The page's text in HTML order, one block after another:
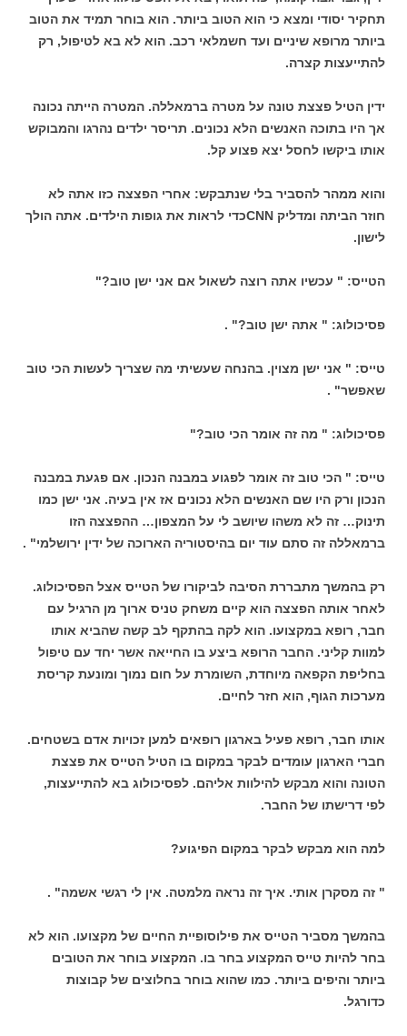
תחקיר יסודי ומצא כי הוא הטוב ביותר. הוא בוחר תמיד את הטוב
ביותר מרופא שיניים ועד חשמלאי רכב. הוא לא בא לטיפול, רק
להתייעצות קצרה.
ידין הטיל פצצת טונה על מטרה ברמאללה. המטרה הייתה נכונה
אך היו בתוכה האנשים הלא נכונים. תריסר ילדים נהרגו והמבוקש
אותו ביקשו לחסל יצא פצוע קל.
והוא ממהר להסביר בלי שנתבקש: אחרי הפצצה כזו אתה לא
חוזר הביתה ומדליק CNNכדי לראות את גופות הילדים. אתה הולך
לישון.
הטייס: " עכשיו אתה רוצה לשאול אם אני ישן טוב?"
פסיכולוג: " אתה ישן טוב?" .
טייס: " אני ישן מצוין. בהנחה שעשיתי מה שצריך לעשות הכי טוב
שאפשר" .
פסיכולוג: " מה זה אומר הכי טוב?"
טייס: " הכי טוב זה אומר לפגוע במבנה הנכון. אם פגעת במבנה
הנכון ורק היו שם האנשים הלא נכונים אז אין בעיה. אני ישן כמו
תינוק… זה לא משהו שיושב לי על המצפון… ההפצצה הזו
ברמאללה זה סתם עוד יום בהיסטוריה הארוכה של ידין ירושלמי" .
רק בהמשך מתבררת הסיבה לביקורו של הטייס אצל הפסיכולוג.
לאחר אותה הפצצה הוא קיים משחק טניס ארוך מן הרגיל עם
חבר, רופא במקצועו. הוא לקה בהתקף לב קשה שהביא אותו
למוות קליני. החבר הרופא ביצע בו החייאה אשר יחד עם טיפול
בחליפת הקפאה מיוחדת, השומרת על חום נמוך ומונעת קריסת
מערכות הגוף, הוא חזר לחיים.
אותו חבר, רופא פעיל בארגון רופאים למען זכויות אדם בשטחים.
חברי הארגון עומדים לבקר במקום בו הטיל הטייס את פצצת
הטונה והוא מבקש להילוות אליהם. לפסיכולוג בא להתייעצות,
לפי דרישתו של החבר.
למה הוא מבקש לבקר במקום הפיגוע?
" זה מסקרן אותי. איך זה נראה מלמטה. אין לי רגשי אשמה" .
בהמשך מסביר הטייס את פילוסופיית החיים של מקצועו. הוא לא
בחר להיות טייס המקצוע בחר בו. המקצוע בוחר את הטובים
ביותר והיפים ביותר. כמו שהוא בוחר בחלוצים של קבוצות
כדורגל.